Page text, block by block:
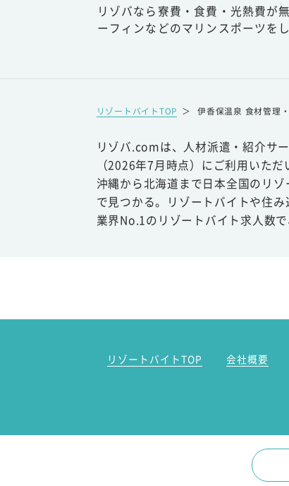
リゾバなら寮費・食費・光熱費が
ーフィンなどのマリンスポーツを
リゾートバイトTOP ＞ 伊香保温泉 食材管理
リゾバ.comは、人材派遣・紹介サ
（2026年7月時点）にご利用いただ
沖縄から北海道まで日本全国のリ
で見つかる。リゾートバイトや住
業界No.1のリゾートバイト求人数
リゾートバイトTOP 会社概要